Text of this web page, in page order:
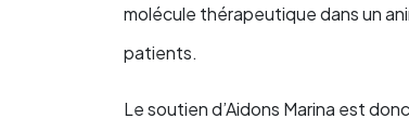
molécule thérapeutique dans un
patients.
Le soutien d’Aidons Marina est